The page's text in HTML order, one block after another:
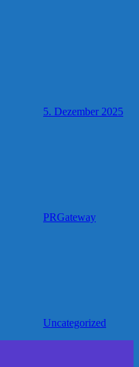
5. Dezember 2025
PRGateway
Uncategorized